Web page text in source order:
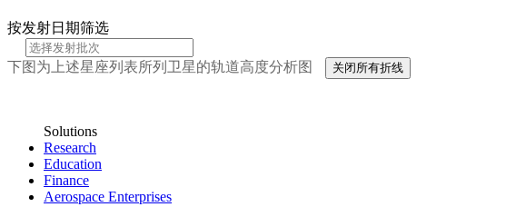
按发射日期筛选
下图为上述星座列表所列卫星的轨道高度分析图 关闭所有折线
Solutions
Research
Education
Finance
Aerospace Enterprises